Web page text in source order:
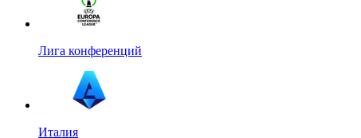
Лига конференций
Италия